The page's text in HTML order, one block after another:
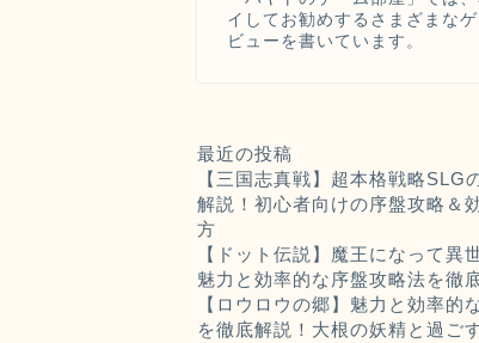
イしてお勧めするさまざまな
ビューを書いています。
最近の投稿
【三国志真戦】超本格戦略SLG
解説！初心者向けの序盤攻略＆
方
【ドット伝説】魔王になって異
魅力と効率的な序盤攻略法を徹
【ロウロウの郷】魅力と効率的
を徹底解説！大根の妖精と過ご